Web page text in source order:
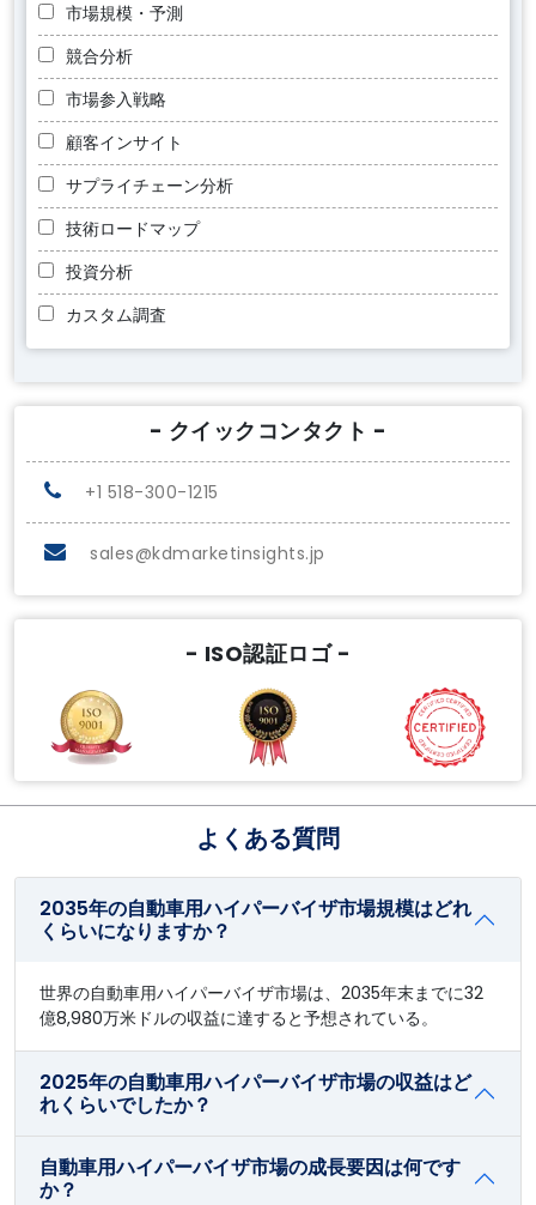
市場規模・予測
競合分析
市場参入戦略
顧客インサイト
サプライチェーン分析
技術ロードマップ
投資分析
カスタム調査
- クイックコンタクト -
+1 518-300-1215
sales@kdmarketinsights.jp
- ISO認証ロゴ -
よくある質問
2035年の自動車用ハイパーバイザ市場規模はどれ
くらいになりますか？
世界の自動車用ハイパーバイザ市場は、2035年末までに32
億8,980万米ドルの収益に達すると予想されている。
2025年の自動車用ハイパーバイザ市場の収益はど
れくらいでしたか？
自動車用ハイパーバイザ市場の成長要因は何です
か？